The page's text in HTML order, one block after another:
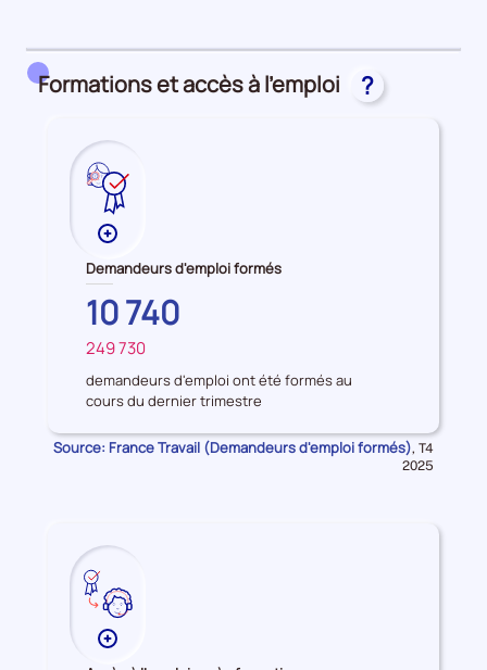
Formations et accès à l'emploi ?
Plus
de
données
sur
les
Demandeurs
d'emploi
formés
Demandeurs d'emploi formés
BRETAGNE
10 740
FRANCE
249 730
demandeurs d'emploi ont été formés au
cours du dernier trimestre
Source: France Travail (Demandeurs d'emploi formés), Données
pour
T4
2025
Plus
de